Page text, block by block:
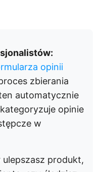
opinii
zbierania
automatycznie
opinie
w
produkt,